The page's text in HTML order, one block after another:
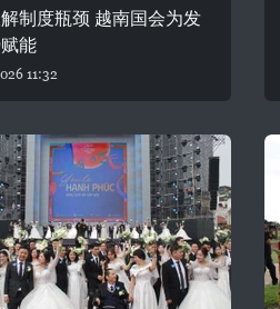
制度瓶颈 越南国会为发
能
11:32